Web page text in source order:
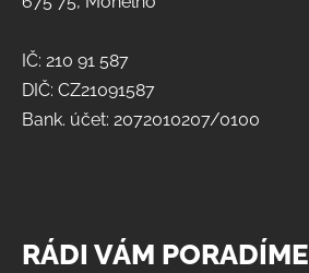
IČ: 210 91 587
DIČ: CZ21091587
Bank. účet: 2072010207/0100
RÁDI VÁM PORADÍME